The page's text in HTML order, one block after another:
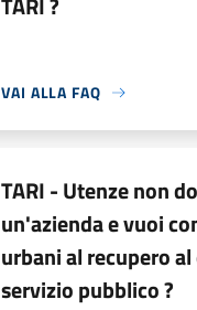
VAI ALLA FAQ
TARI - Utenze non
un'azienda e vuoi
urbani al recupero
servizio pubblico ?